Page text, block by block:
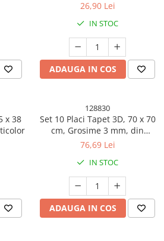
Polietilena, Model Caramida,
Gri
26,90 Lei
IN STOC
ADAUGA IN COS
x 38
128830
Set 10 Placi Tapet 3D, 70 x 70
cm, Grosime 3 mm, din
Rasina, Tip Placi de Lemn,
Alb
76,69 Lei
IN STOC
ADAUGA IN COS